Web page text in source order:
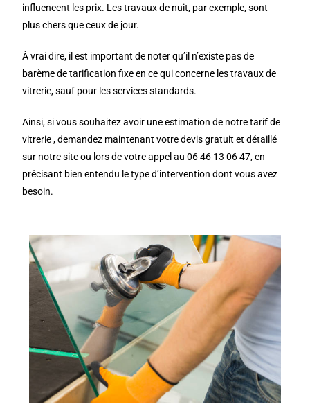
influencent les prix. Les travaux de nuit, par exemple, sont
plus chers que ceux de jour.
À vrai dire, il est important de noter qu’il n’existe pas de
barème de tarification fixe en ce qui concerne les travaux de
vitrerie, sauf pour les services standards.
Ainsi, si vous souhaitez avoir une estimation de notre tarif de
vitrerie , demandez maintenant votre devis gratuit et détaillé
sur notre site ou lors de votre appel au 06 46 13 06 47, en
précisant bien entendu le type d’intervention dont vous avez
besoin.